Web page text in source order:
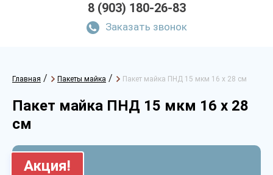
8 (903) 180-26-83
Заказать звонок
Главная / Пакеты майка / Пакет майка ПНД 15 мкм 16 х 28 см
Пакет майка ПНД 15 мкм 16 х 28
см
Акция!